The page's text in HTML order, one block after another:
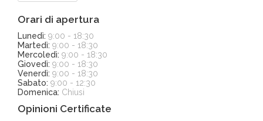
Orari di apertura
Lunedì: 9:00 - 18:30
Martedì: 9:00 - 18:30
Mercoledì: 9:00 - 18:30
Giovedì: 9:00 - 18:30
Venerdì: 9:00 - 18:30
Sabato: 9:00 - 12:30
Domenica: Chiusi
Opinioni Certificate